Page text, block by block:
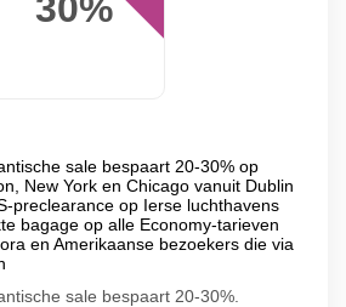
sale bespaart 20-30% op
New York en Chicago vanuit Dublin
preclearance op Ierse luchthavens
bagage op alle Economy-tarieven
en Amerikaanse bezoekers die via
sale bespaart 20-30%.